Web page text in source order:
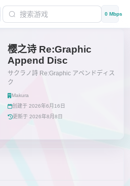
0 Mbps
樱之诗 Re:Graphic
Append Disc
サクラノ詩 Re:Graphic アペンドディス
ク
Makura
创建于 2026年6月16日
更新于 2026年8月8日